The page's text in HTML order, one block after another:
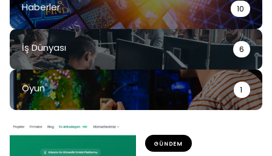
Haberler 10
İş Dünyası 6
Oyun 1
GÜNDEM